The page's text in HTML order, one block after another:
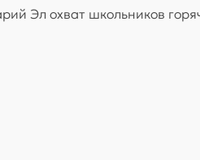
Эл охват школьников